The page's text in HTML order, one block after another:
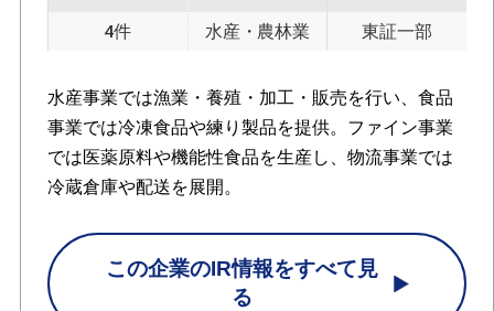
4件 水産・農林業 東証一部
水産事業では漁業・養殖・加工・販売を行い、食品
事業では冷凍食品や練り製品を提供。ファイン事業
では医薬原料や機能性食品を生産し、物流事業では
冷蔵倉庫や配送を展開。
この企業のIR情報をすべて見
る